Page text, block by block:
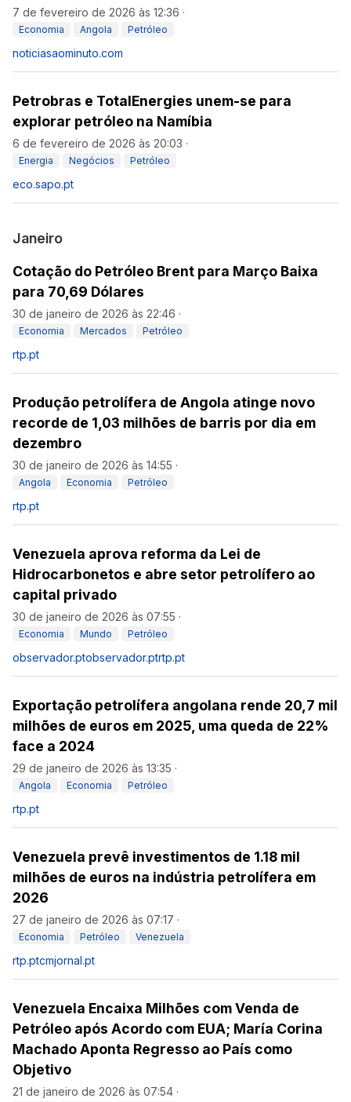
7 de fevereiro de 2026 às 12:36 ·
Economia Angola Petróleo
noticiasaominuto.com
Petrobras e TotalEnergies unem-se para
explorar petróleo na Namíbia
6 de fevereiro de 2026 às 20:03 ·
Energia Negócios Petróleo
eco.sapo.pt
Janeiro
Cotação do Petróleo Brent para Março Baixa
para 70,69 Dólares
30 de janeiro de 2026 às 22:46 ·
Economia Mercados Petróleo
rtp.pt
Produção petrolífera de Angola atinge novo
recorde de 1,03 milhões de barris por dia em
dezembro
30 de janeiro de 2026 às 14:55 ·
Angola Economia Petróleo
rtp.pt
Venezuela aprova reforma da Lei de
Hidrocarbonetos e abre setor petrolífero ao
capital privado
30 de janeiro de 2026 às 07:55 ·
Economia Mundo Petróleo
observador.ptobservador.ptrtp.pt
Exportação petrolífera angolana rende 20,7 mil
milhões de euros em 2025, uma queda de 22%
face a 2024
29 de janeiro de 2026 às 13:35 ·
Angola Economia Petróleo
rtp.pt
Venezuela prevê investimentos de 1.18 mil
milhões de euros na indústria petrolífera em
2026
27 de janeiro de 2026 às 07:17 ·
Economia Petróleo Venezuela
rtp.ptcmjornal.pt
Venezuela Encaixa Milhões com Venda de
Petróleo após Acordo com EUA; María Corina
Machado Aponta Regresso ao País como
Objetivo
21 de janeiro de 2026 às 07:54 ·